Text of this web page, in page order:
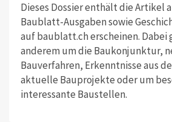
Dieses Dossier enthält die Artikel
Baublatt-Ausgaben sowie
auf baublatt.ch erscheinen. Dabei
anderem um die Baukonjunktur,
Bauverfahren, Erkenntnisse aus
aktuelle Bauprojekte oder um
interessante Baustellen.